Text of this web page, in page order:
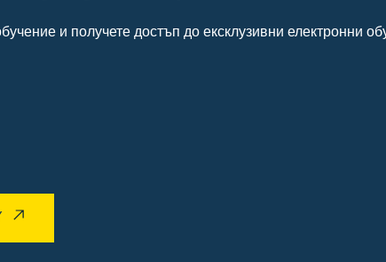
и получете достъп до ексклузивни електронни